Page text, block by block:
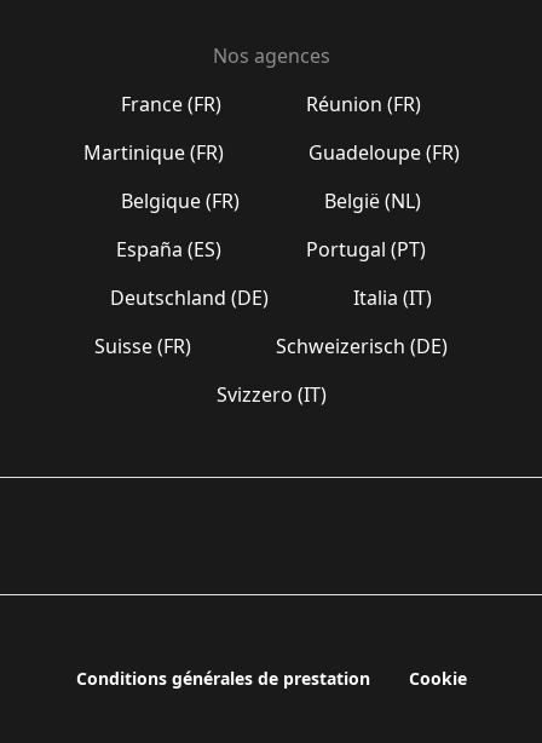
Nos agences
France (FR)
Réunion (FR)
Martinique (FR)
Guadeloupe (FR)
Belgique (FR)
België (NL)
España (ES)
Portugal (PT)
Deutschland (DE)
Italia (IT)
Suisse (FR)
Schweizerisch (DE)
Svizzero (IT)
Conditions générales de prestation Cookie